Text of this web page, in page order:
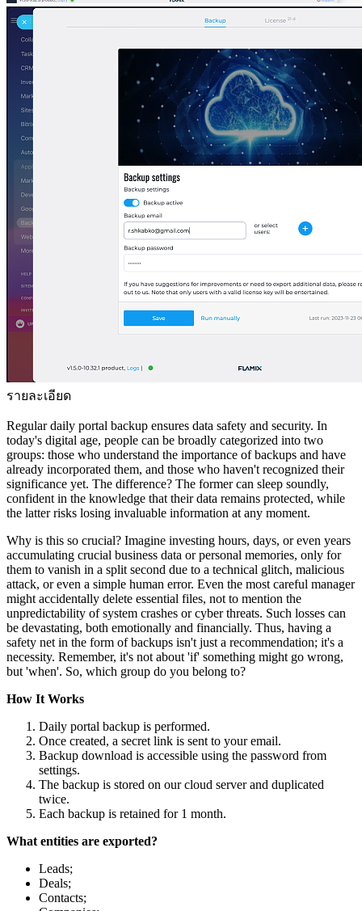
รายละเอียด
Regular daily portal backup ensures data safety and security. In
today's digital age, people can be broadly categorized into two
groups: those who understand the importance of backups and have
already incorporated them, and those who haven't recognized their
significance yet. The difference? The former can sleep soundly,
confident in the knowledge that their data remains protected, while
the latter risks losing invaluable information at any moment.
Why is this so crucial? Imagine investing hours, days, or even years
accumulating crucial business data or personal memories, only for
them to vanish in a split second due to a technical glitch, malicious
attack, or even a simple human error. Even the most careful manager
might accidentally delete essential files, not to mention the
unpredictability of system crashes or cyber threats. Such losses can
be devastating, both emotionally and financially. Thus, having a
safety net in the form of backups isn't just a recommendation; it's a
necessity. Remember, it's not about 'if' something might go wrong,
but 'when'. So, which group do you belong to?
How It Works
Daily portal backup is performed.
Once created, a secret link is sent to your email.
Backup download is accessible using the password from
settings.
The backup is stored on our cloud server and duplicated
twice.
Each backup is retained for 1 month.
What entities are exported?
Leads;
Deals;
Contacts;